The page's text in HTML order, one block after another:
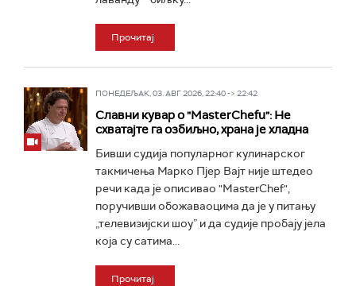
Прочитај
ПОНЕДЕЉАК, 03. АВГ 2026, 22:40 -> 22:42
Славни кувар о "MasterChefu": Не
схватајте га озбиљно, храна је хладна
Бивши судија популарног кулинарског
такмичења Марко Пјер Вајт није штедео
речи када је описивао "MasterChef",
поручивши обожаваоцима да је у питању
„телевизијски шоу” и да судије пробају јела
која су сатима...
Прочитај